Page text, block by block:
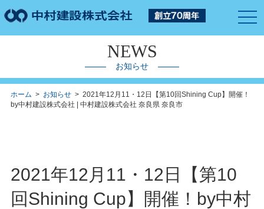
NEWS
お知らせ
ホーム > お知らせ> 2021年12月11・12日【第10回Shining Cup】開催！
by中村建設株式会社 | 中村建設株式会社 奈良県 奈良市
2021年12月11・12日【第10
回Shining Cup】開催！by中村